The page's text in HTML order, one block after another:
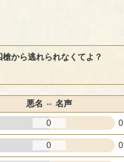
槍から逃れられなくてよ？
悪名 ⇔ 名声
0 0
0 0